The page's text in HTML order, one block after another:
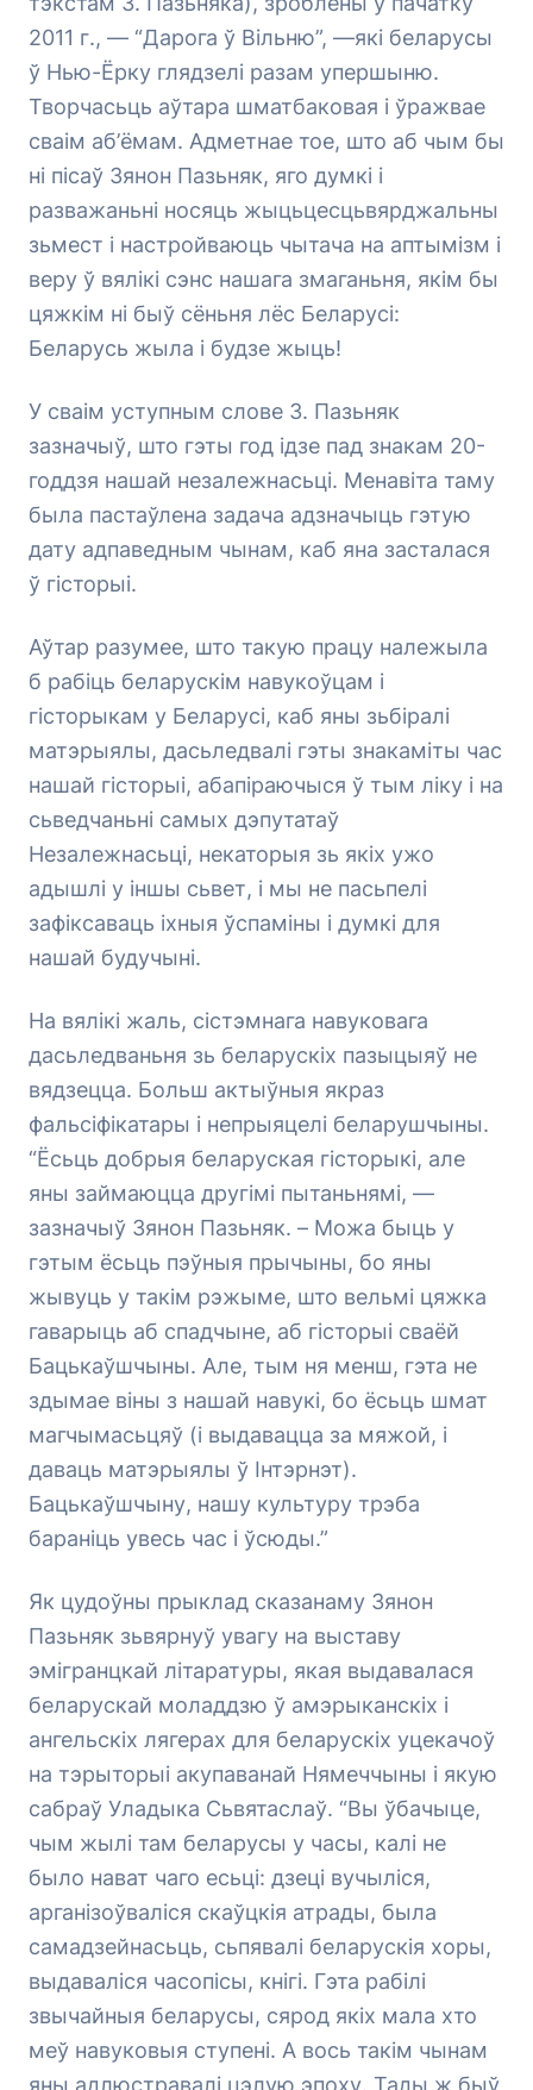
2011 г., — “Дарога ў Вільню”, —які беларусы
ў Нью-Ёрку глядзелі разам упершыню.
Творчасьць аўтара шматбаковая і ўражвае
сваім аб’ёмам. Адметнае тое, што аб чым бы
ні пісаў Зянон Пазьняк, яго думкі і
разважаньні носяць жыцьцесцьвярджальны
зьмест і настройваюць чытача на аптымізм і
веру ў вялікі сэнс нашага змаганьня, якім бы
цяжкім ні быў сёньня лёс Беларусі:
Беларусь жыла і будзе жыць!
У сваім уступным слове З. Пазьняк
зазначыў, што гэты год ідзе пад знакам 20-
годдзя нашай незалежнасьці. Менавіта таму
была пастаўлена задача адзначыць гэтую
дату адпаведным чынам, каб яна засталася
ў гісторыі.
Аўтар разумее, што такую працу належыла
б рабіць беларускім навукоўцам і
гісторыкам у Беларусі, каб яны зьбіралі
матэрыялы, дасьледвалі гэты знакаміты час
нашай гісторыі, абапіраючыся ў тым ліку і на
сьведчаньні самых дэпутатаў
Незалежнасьці, некаторыя зь якіх ужо
адышлі у іншы сьвет, і мы не пасьпелі
зафіксаваць іхныя ўспаміны і думкі для
нашай будучыні.
На вялікі жаль, сістэмнага навуковага
дасьледваньня зь беларускіх пазыцыяў не
вядзецца. Больш актыўныя якраз
фальсіфікатары і непрыяцелі беларушчыны.
“Ёсьць добрыя беларуская гісторыкі, але
яны займаюцца другімі пытаньнямі, —
зазначыў Зянон Пазьняк. – Можа быць у
гэтым ёсьць пэўныя прычыны, бо яны
жывуць у такім рэжыме, што вельмі цяжка
гаварыць аб спадчыне, аб гісторыі сваёй
Бацькаўшчыны. Але, тым ня менш, гэта не
здымае віны з нашай навукі, бо ёсьць шмат
магчымасьцяў (і выдавацца за мяжой, і
даваць матэрыялы ў Інтэрнэт).
Бацькаўшчыну, нашу культуру трэба
бараніць увесь час і ўсюды.”
Як цудоўны прыклад сказанаму Зянон
Пазьняк зьвярнуў увагу на выставу
эмігранцкай літаратуры, якая выдавалася
беларускай моладдзю ў амэрыканскіх і
ангельскіх лягерах для беларускіх уцекачоў
на тэрыторыі акупаванай Нямеччыны і якую
сабраў Уладыка Сьвятаслаў. “Вы ўбачыце,
чым жылі там беларусы у часы, калі не
было нават чаго есьці: дзеці вучыліся,
арганізоўваліся скаўцкія атрады, была
самадзейнасьць, сьпявалі беларускія хоры,
выдаваліся часопісы, кнігі. Гэта рабілі
звычайныя беларусы, сярод якіх мала хто
меў навуковыя ступені. А вось такім чынам
яны адлюстравалі цэлую эпоху. Тады ж быў